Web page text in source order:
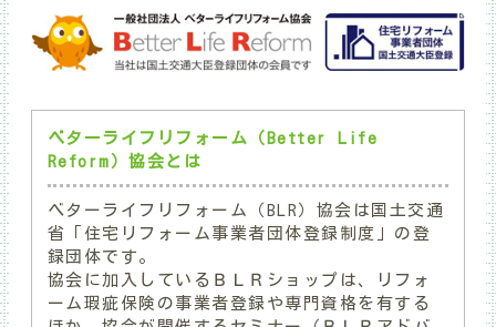
ベターライフリフォーム（Better Life
Reform）協会とは
ベターライフリフォーム（BLR）協会は国土交通
省「住宅リフォーム事業者団体登録制度」の登
録団体です。
協会に加入しているＢＬＲショップは、リフォ
ーム瑕疵保険の事業者登録や専門資格を有する